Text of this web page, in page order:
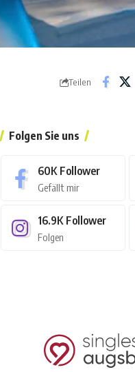
Teilen
Folgen Sie uns
60K Follower
Gefällt mir
16.9K Follower
Folgen